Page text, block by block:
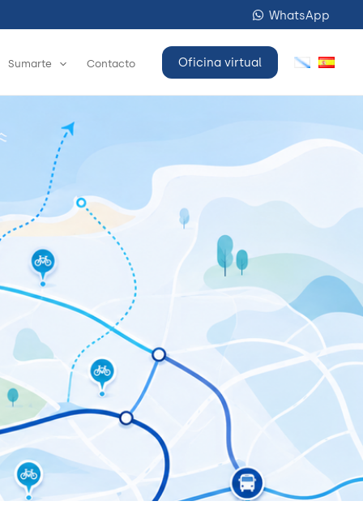
WhatsApp
Sumarte Contacto Oficina virtual